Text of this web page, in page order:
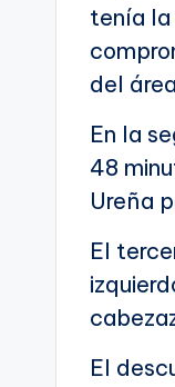
tenía la
del
En la
48
Ureña
El
El